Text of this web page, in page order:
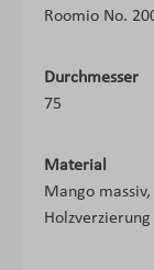
Roomio No.
Durchmesser
75
Material
Mango
Holzverzierung